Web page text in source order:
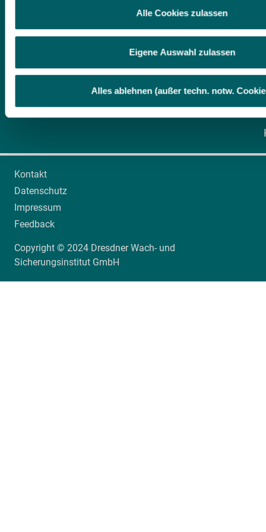
Alle Cookies zulassen
Eigene Auswahl zulassen
Alles ablehnen (außer techn. notw.
Kontakt
Datenschutz
Impressum
Feedback
Copyright © 2024 Dresdner Wach- und
Sicherungsinstitut GmbH